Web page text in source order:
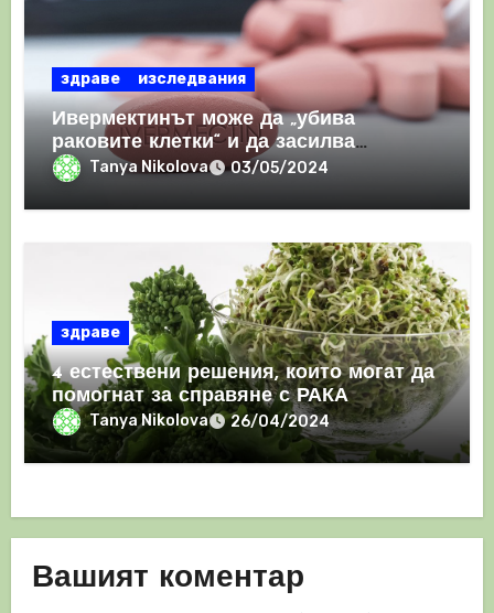
здраве изследвания
Ивермектинът може да „убива
раковите клетки“ и да засилва
имунния отговор
Tanya Nikolova 03/05/2024
здраве
4 естествени решения, които могат да
помогнат за справяне с РАКА
Tanya Nikolova 26/04/2024
Вашият коментар